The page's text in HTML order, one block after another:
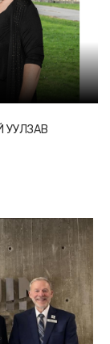
УУЛЗАВ